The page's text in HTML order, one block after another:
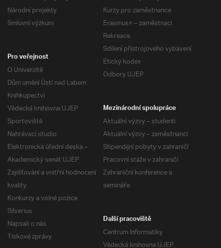
Národní projekty
Smluvní výzkum
Kurzy pro zaměstnance
Erasmus+ – zaměstnaci
Rekreace
Sdílení přístrojového vybavení
Etický kodex
Odbory UJEP
Pro veřejnost
O Univerzitě
Dům umění Ústí nad Labem
Knihkupectví
Vědecká knihovna UJEP
Sportoviště
Nahrávací studio
Elektronická úřední deska –
Akademický senát UJEP
Zajišťování a vnitřní hodnocení
kvality
Konkurzy a volné pozice
Silverius
Napsali o nás
Tiskové zprávy
Mezinárodní spolupráce
Aktuální výzvy – studenti
Aktuální výzvy – zaměstnanci
Stipendijní pobyty v zahraničí
Pracovní stáže v zahraničí
Zahraniční konference a
semináře
Další pracoviště
Centrum Informatiky